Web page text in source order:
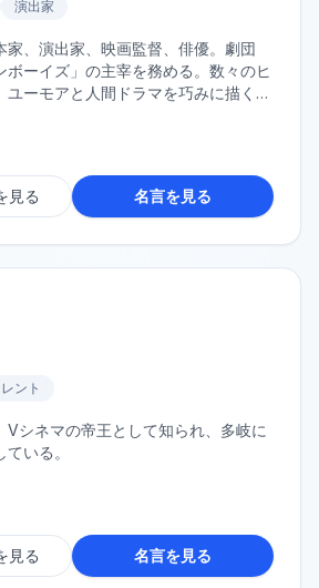
演出家
家、演出家、映画監督、俳優。劇団
ボーイズ」の主宰を務める。数々のヒ
ユーモアと人間ドラマを巧みに描く作
見る 名言を見る
ント
Vシネマの帝王として知られ、多岐に
いる。
見る 名言を見る